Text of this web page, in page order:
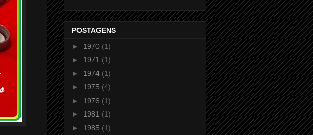
POSTAGENS
► 1970 (1)
► 1971 (1)
► 1974 (1)
► 1975 (4)
► 1976 (1)
► 1981 (1)
► 1985 (1)